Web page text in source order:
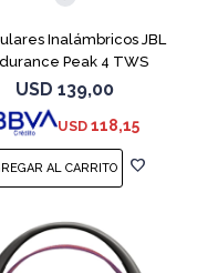
Inalámbricos JBL
Peak 4 TWS
Negro
USD 139,00
USD 118,15